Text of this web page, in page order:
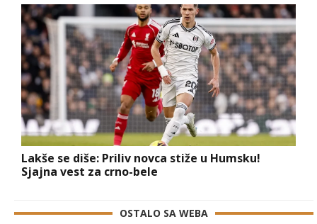
Lakše se diše: Priliv novca stiže u Humsku!
Sjajna vest za crno-bele
OSTALO SA WEBA